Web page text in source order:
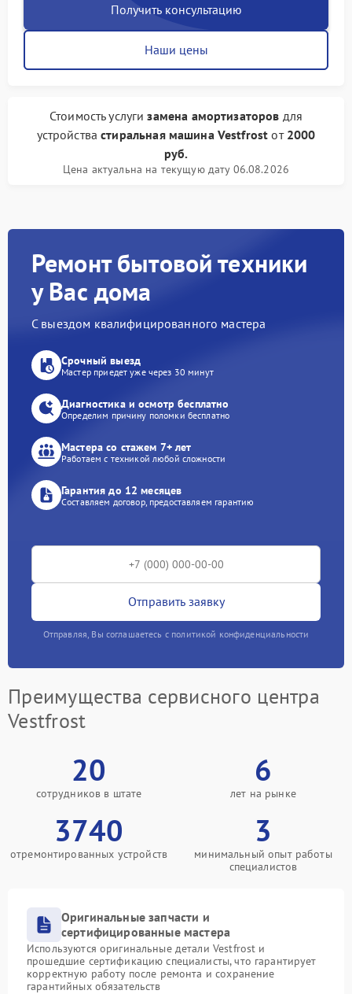
Получить консультацию
Наши цены
Стоимость услугизамена амортизаторов для
устройствастиральная машина Vestfrost от 2000
руб.
Цена актуальна на текущую дату 06.08.2026
Ремонт бытовой техники
у Вас дома
С выездом квалифицированного мастера
Срочный выезд
Мастер приедет уже через 30 минут
Диагностика и осмотр бесплатно
Определим причину поломки бесплатно
Мастера со стажем 7+ лет
Работаем с техникой любой сложности
Гарантия до 12 месяцев
Составляем договор, предоставляем гарантию
Отправить заявку
Отправляя, Вы соглашаетесь с политикой конфиденциальности
Преимущества сервисного центра
Vestfrost
20
сотрудников в штате
6
лет на рынке
3740
отремонтированных устройств
3
минимальный опыт работы
специалистов
Оригинальные запчасти и
сертифицированные мастера
Используются оригинальные детали Vestfrost и
прошедшие сертификацию специалисты, что гарантирует
корректную работу после ремонта и сохранение
гарантийных обязательств